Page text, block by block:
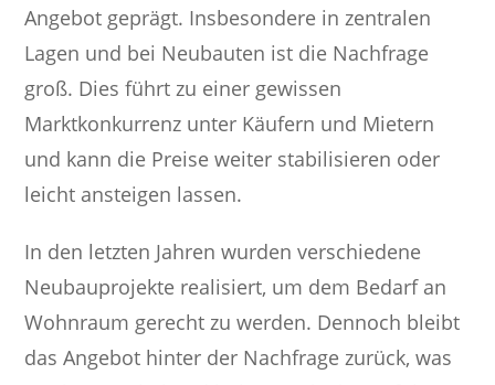
Angebot geprägt. Insbesondere in zentralen
Lagen und bei Neubauten ist die Nachfrage
groß. Dies führt zu einer gewissen
Marktkonkurrenz unter Käufern und Mietern
und kann die Preise weiter stabilisieren oder
leicht ansteigen lassen.
In den letzten Jahren wurden verschiedene
Neubauprojekte realisiert, um dem Bedarf an
Wohnraum gerecht zu werden. Dennoch bleibt
das Angebot hinter der Nachfrage zurück, was